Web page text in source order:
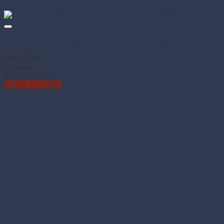
Kód: 47139
Na sklade
€58.51 (s DPH)
Pridať do košíka